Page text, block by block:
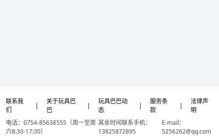
联系我
们
|
关于玩具巴
巴
|
玩具巴巴动
态
|
服务条
款
|
法律声
明
电话：0754-85638555（周一至周
六8:30-17:30）
其余时间联系手机：
13825872895
E-mail：
5256262@qq.com